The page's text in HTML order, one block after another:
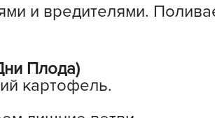
ДАЧА
М
ОЖЗ КУЗНЕЦОВА
и вредителями.
Плода)
картофель.